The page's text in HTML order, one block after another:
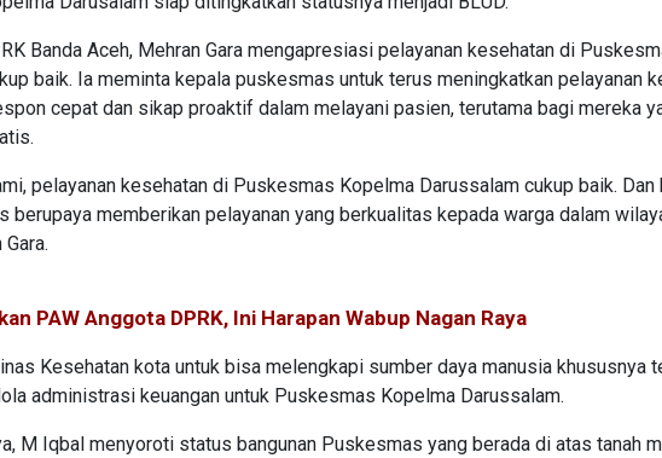
Banda Aceh, Mehran Gara mengapresiasi pelayanan kesehatan di
baik. Ia meminta kepala puskesmas untuk terus meningkatkan pelayanan
cepat dan sikap proaktif dalam melayani pasien, terutama bagi mereka
pelayanan kesehatan di Puskesmas Kopelma Darussalam cukup baik. Dan
memberikan pelayanan yang berkualitas kepada warga dalam
PAW Anggota DPRK, Ini Harapan Wabup Nagan Raya
Kesehatan kota untuk bisa melengkapi sumber daya manusia khususnya
administrasi keuangan untuk Puskesmas Kopelma Darussalam.
M Iqbal menyoroti status bangunan Puskesmas yang berada di atas tanah